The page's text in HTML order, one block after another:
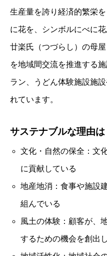
生産量を誇り経済的繁栄
に花を、シンボルにべに
廿楽氏（つづらし）の母
を地域間交流を推進する
ラン、うどん体験施設施
れています。
サステナブルな理由は
文化・自然の保全：文
に貢献している
地産地消：食事や施設
組んでいる
風土の体験：顧客が、
するための機会を創出